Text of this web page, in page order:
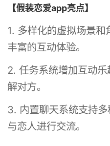
【假装恋爱app亮点】
1. 多样化的虚拟场景
丰富的互动体验。
2. 任务系统增加互动
解对方。
3. 内置聊天系统支持
与恋人进行交流。